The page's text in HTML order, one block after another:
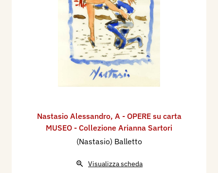
Nastasio Alessandro, A - OPERE su carta
MUSEO - Collezione Arianna Sartori
(Nastasio) Balletto
Visualizza scheda